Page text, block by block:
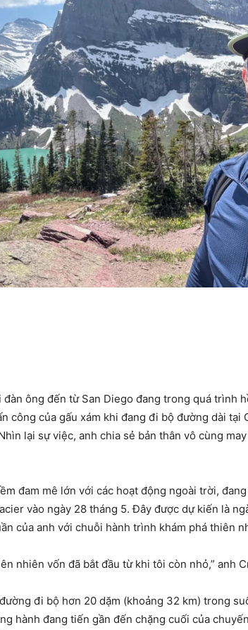
ông đến từ San Diego đang trong quá trình
công của gấu xám khi đang đi bộ đường dài tại
lại sự việc, anh chia sẻ bản thân vô cùng
đam mê lớn với các hoạt động ngoài trời,
vào ngày 28 tháng 5. Đây được dự kiến là
của anh với chuỗi hành trình khám phá thiên
nhiên vốn đã bắt đầu từ khi tôi còn nhỏ,” anh
đi bộ hơn 20 dặm (khoảng 32 km) trong
hành đang tiến gần đến chặng cuối của